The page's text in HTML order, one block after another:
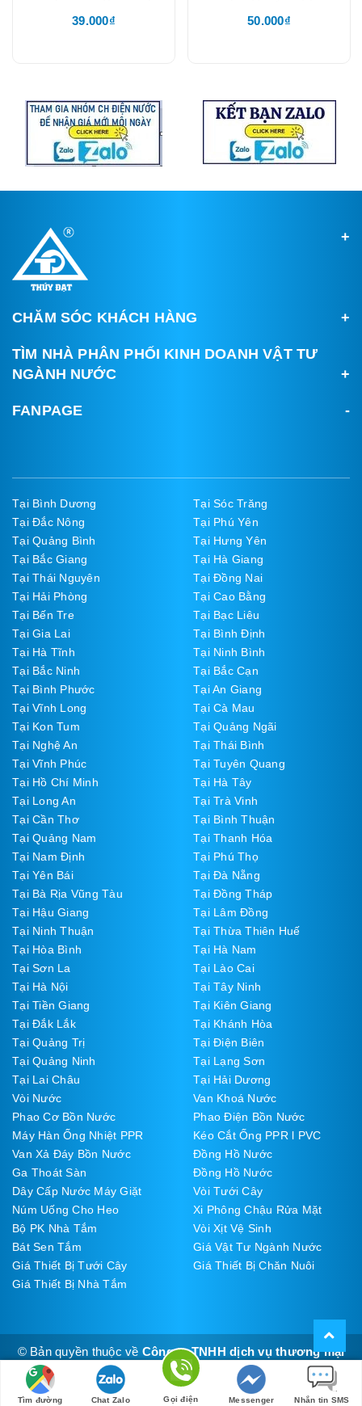
39.000₫ 50.000₫
CHĂM SÓC KHÁCH HÀNG
TÌM NHÀ PHÂN PHỐI KINH DOANH VẬT TƯ
NGÀNH NƯỚC
FANPAGE
Tại Bình Dương
Tại Sóc Trăng
Tại Đắc Nông
Tại Phú Yên
Tại Quảng Bình
Tại Hưng Yên
Tại Bắc Giang
Tại Hà Giang
Tại Thái Nguyên
Tại Đồng Nai
Tại Hải Phòng
Tại Cao Bằng
Tại Bến Tre
Tại Bạc Liêu
Tại Gia Lai
Tại Bình Định
Tại Hà Tĩnh
Tại Ninh Bình
Tại Bắc Ninh
Tại Bắc Cạn
Tại Bình Phước
Tại An Giang
Tại Vĩnh Long
Tại Cà Mau
Tại Kon Tum
Tại Quảng Ngãi
Tại Nghệ An
Tại Thái Bình
Tại Vĩnh Phúc
Tại Tuyên Quang
Tại Hồ Chí Minh
Tại Hà Tây
Tại Long An
Tại Trà Vinh
Tại Cần Thơ
Tại Bình Thuận
Tại Quảng Nam
Tại Thanh Hóa
Tại Nam Định
Tại Phú Thọ
Tại Yên Bái
Tại Đà Nẵng
Tại Bà Rịa Vũng Tàu
Tại Đồng Tháp
Tại Hậu Giang
Tại Lâm Đồng
Tại Ninh Thuận
Tại Thừa Thiên Huế
Tại Hòa Bình
Tại Hà Nam
Tại Sơn La
Tại Lào Cai
Tại Hà Nội
Tại Tây Ninh
Tại Tiền Giang
Tại Kiên Giang
Tại Đắk Lắk
Tại Khánh Hòa
Tại Quảng Trị
Tại Điện Biên
Tại Quảng Ninh
Tại Lạng Sơn
Tại Lai Châu
Tại Hải Dương
Vòi Nước
Van Khoá Nước
Phao Cơ Bồn Nước
Phao Điện Bồn Nước
Máy Hàn Ống Nhiệt PPR
Kéo Cắt Ống PPR l PVC
Van Xả Đáy Bồn Nước
Đồng Hồ Nước
Ga Thoát Sàn
Đồng Hồ Nước
Dây Cấp Nước Máy Giặt
Vòi Tưới Cây
Núm Uống Cho Heo
Xi Phông Chậu Rửa Mặt
Bộ PK Nhà Tắm
Vòi Xịt Vệ Sinh
Bát Sen Tắm
Giá Vật Tư Ngành Nước
Giá Thiết Bị Tưới Cây
Giá Thiết Bị Chăn Nuôi
Giá Thiết Bị Nhà Tắm
© Bản quyền thuộc về Công ty TNHH dịch vụ thương mại
Thúy Đạt
Cung cấp bởi
Tìm đường Chat Zalo Gọi điện Messenger Nhắn tin SMS